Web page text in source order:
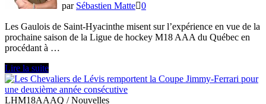
par Sébastien Matte 0
Les Gaulois de Saint-Hyacinthe misent sur l’expérience en vue de la
prochaine saison de la Ligue de hockey M18 AAA du Québec en
procédant à …
Des
embauches
d’expérience
chez
Lire la suite
LHM18AAAQ /Nouvelles